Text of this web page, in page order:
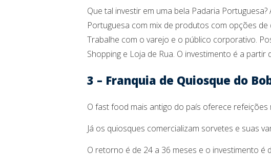
Que tal investir em uma bela Padaria
Portuguesa com mix de produtos com opções
Trabalhe com o varejo e o público corporativo.
Shopping e Loja de Rua. O investimento é a partir
3 – Franquia de Quiosque do
O fast food mais antigo do país oferece
Já os quiosques comercializam sorvetes e suas
O retorno é de 24 a 36 meses e o investimento é